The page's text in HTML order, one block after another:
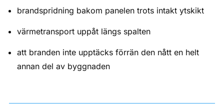
brandspridning bakom panelen trots intakt ytskikt
värmetransport uppåt längs spalten
att branden inte upptäcks förrän den nått en helt
annan del av byggnaden